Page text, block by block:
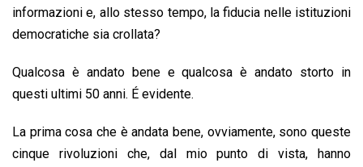
informazioni e, allo stesso tempo, la fiducia nelle istituzioni
democratiche sia crollata?
Qualcosa è andato bene e qualcosa è andato storto in
questi ultimi 50 anni. É evidente.
La prima cosa che è andata bene, ovviamente, sono queste
cinque rivoluzioni che, dal mio punto di vista, hanno